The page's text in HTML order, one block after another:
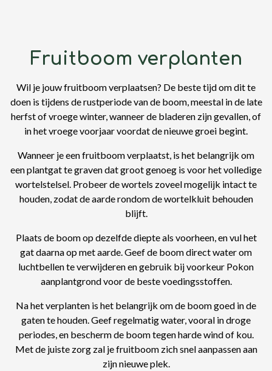
Fruitboom verplanten
Wil je jouw fruitboom verplaatsen? De beste tijd om dit te
doen is tijdens de rustperiode van de boom, meestal in de late
herfst of vroege winter, wanneer de bladeren zijn gevallen, of
in het vroege voorjaar voordat de nieuwe groei begint.
Wanneer je een fruitboom verplaatst, is het belangrijk om
een plantgat te graven dat groot genoeg is voor het volledige
wortelstelsel. Probeer de wortels zoveel mogelijk intact te
houden, zodat de aarde rondom de wortelkluit behouden
blijft.
Plaats de boom op dezelfde diepte als voorheen, en vul het
gat daarna op met aarde. Geef de boom direct water om
luchtbellen te verwijderen en gebruik bij voorkeur Pokon
aanplantgrond voor de beste voedingsstoffen.
Na het verplanten is het belangrijk om de boom goed in de
gaten te houden. Geef regelmatig water, vooral in droge
periodes, en bescherm de boom tegen harde wind of kou.
Met de juiste zorg zal je fruitboom zich snel aanpassen aan
zijn nieuwe plek.